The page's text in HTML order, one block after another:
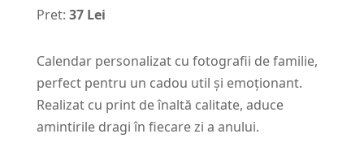
Pret: 37 Lei
Calendar personalizat cu fotografii de familie,
perfect pentru un cadou util și emoționant.
Realizat cu print de înaltă calitate, aduce
amintirile dragi în fiecare zi a anului.